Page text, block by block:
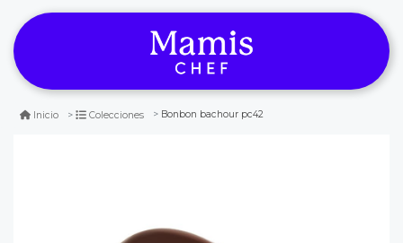
Inicio Colecciones Bonbon bachour pc42